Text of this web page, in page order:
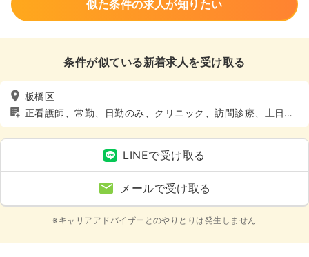
似た条件の求人が知りたい
条件が似ている新着求人を受け取る
板橋区
正看護師、常勤、日勤のみ、クリニック、訪問診療、土日休
み
LINEで受け取る
メールで受け取る
※キャリアアドバイザーとのやりとりは発生しません